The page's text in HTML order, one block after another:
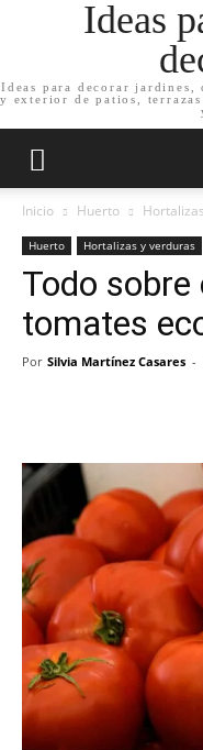
Ideas
Ideas para decorar
y exterior de patios,
Inicio Huerto
Huerto Hortalizas y verduras
Todo
tomates
Por Silvia Martínez Casares -